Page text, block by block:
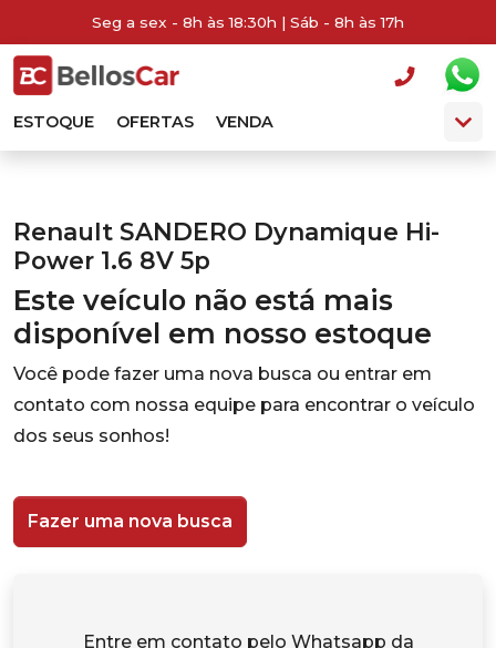
Seg a sex - 8h às 18:30h | Sáb - 8h às 17h
ESTOQUE OFERTAS VENDA
Renault SANDERO Dynamique Hi-
Power 1.6 8V 5p
Este veículo não está mais
disponível em nosso estoque
Você pode fazer uma nova busca ou entrar em
contato com nossa equipe para encontrar o veículo
dos seus sonhos!
Fazer uma nova busca
Entre em contato pelo Whatsapp da